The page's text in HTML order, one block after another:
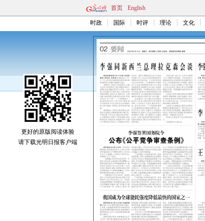
首页 English
时政 国际 时评 理论 文化
更好的原版阅读体验
请下载光明日报客户端